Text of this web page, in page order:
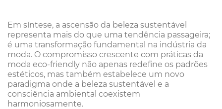
Em síntese, a ascensão da beleza sustentável
representa mais do que uma tendência passageira;
é uma transformação fundamental na indústria da
moda. O compromisso crescente com práticas da
moda eco-friendly não apenas redefine os padrões
estéticos, mas também estabelece um novo
paradigma onde a beleza sustentável e a
consciência ambiental coexistem
harmoniosamente.